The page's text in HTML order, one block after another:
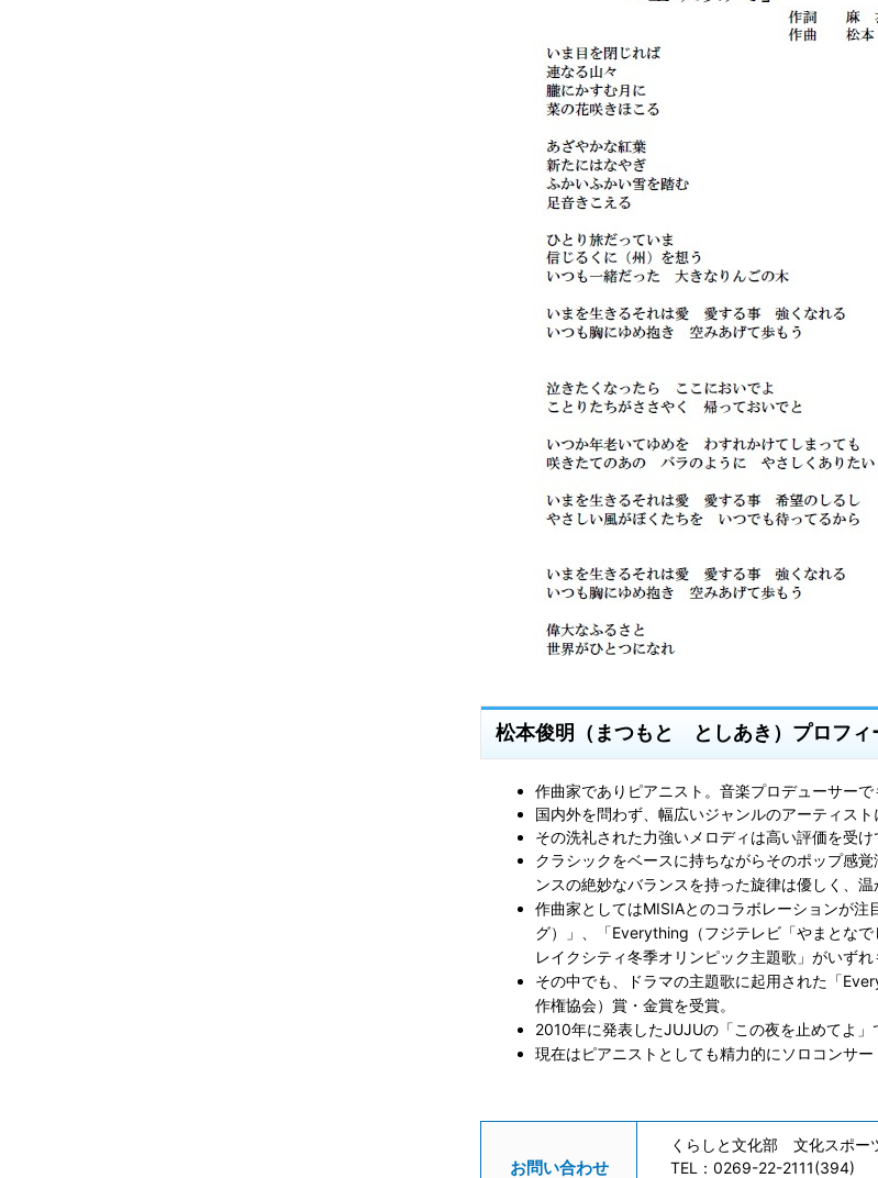
松本俊明（まつもと としあき）プロフィ
作曲家でありピアニスト。音楽プロデューサーで
国内外を問わず、幅広いジャンルのアーティスト
その洗礼された力強いメロディは高い評価を受け
クラシックをベースに持ちながらそのポップ感
ンスの絶妙なバランスを持った旋律は優しく、温
作曲家としてはMISIAとのコラボレーションが
グ）」、「Everything（フジテレビ「やまとな
レイクシティ冬季オリンピック主題歌」がいずれ
その中でも、ドラマの主題歌に起用された「
作権協会）賞・金賞を受賞。
2010年に発表したJUJUの「この夜を止めてよ」
現在はピアニストとしても精力的にソロコンサー
お問い合わせ
くらしと文化部 文化スポ
TEL：0269-22-2111(394)